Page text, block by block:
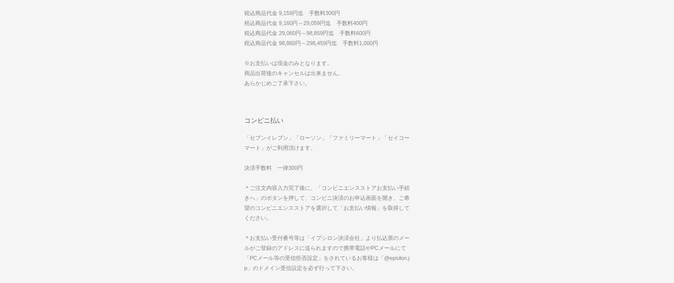
税込商品代金 9,159円迄 手数料300円
税込商品代金 9,160円～29,059円迄 手数料400円
税込商品代金 29,060円～98,859円迄 手数料600円
税込商品代金 98,860円～298,459円迄 手数料1,000円
※お支払いは現金のみとなります。
商品出荷後のキャンセルは出来ません。
あらかじめご了承下さい。
コンビニ払い
「セブンイレブン」「ローソン」「ファミリーマート」「セイコー
マート」がご利用頂けます。
決済手数料 一律300円
＊ご注文内容入力完了後に、「コンビニエンスストアお支払い手続
きへ」のボタンを押して、コンビニ決済のお申込画面を開き、ご希
望のコンビニエンスストアを選択して「お支払い情報」を取得して
ください。
＊お支払い受付番号等は「イプシロン決済会社」より払込票のメー
ルがご登録のアドレスに送られますので携帯電話やPCメールにて
「PCメール等の受信拒否設定」をされているお客様は「@epsilon.j
p」のドメイン受信設定を必ず行って下さい。